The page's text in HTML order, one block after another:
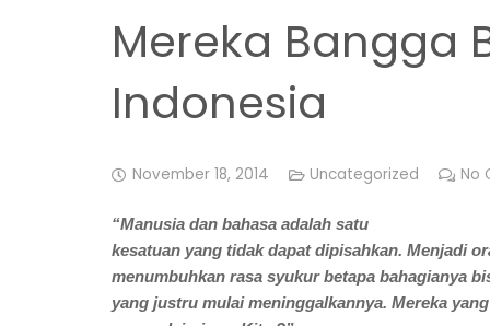
Mereka Bangga
Indonesia
November 18, 2014 Uncategorized No
“Manusia dan bahasa adalah satu
kesatuan yang tidak dapat dipisahkan. Menjadi
menumbuhkan rasa syukur betapa bahagianya
yang justru mulai meninggalkannya. Mereka